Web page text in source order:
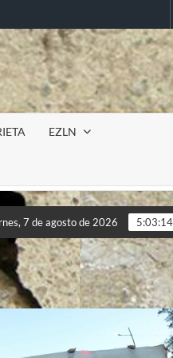
EZLN
(Morelos) durante paro
(Morelos) durante paro
7 de agosto de 2026